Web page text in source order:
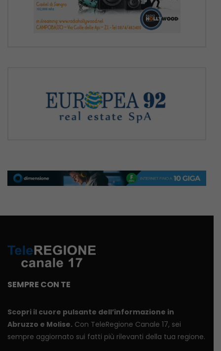
SEMPRE CON TE
Scopri il cuore pulsante dell’informazione in
Abruzzo e Molise. Con TeleRegione Canale 17, sei
sempre aggiornato sui fatti più rilevanti della tua regione.